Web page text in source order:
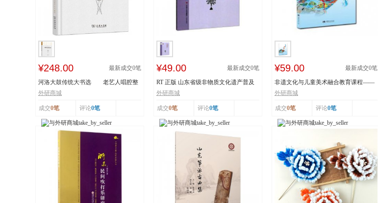
¥248.00 最新成交0笔
河洛大鼓传统大书选 老艺人唱腔整
理 采撷民间...
外研商城
成交0笔 评论0笔
¥49.00 最新成交0笔
RT 正版 山东省级非物质文化遗产普及
读本:下:传统舞...
外研商城
成交0笔 评论0笔
¥59.00 最新成交0笔
非遗文化与儿童美术融合教育课程——
以深圳鱼灯舞为...
外研商城
成交0笔 评论0笔